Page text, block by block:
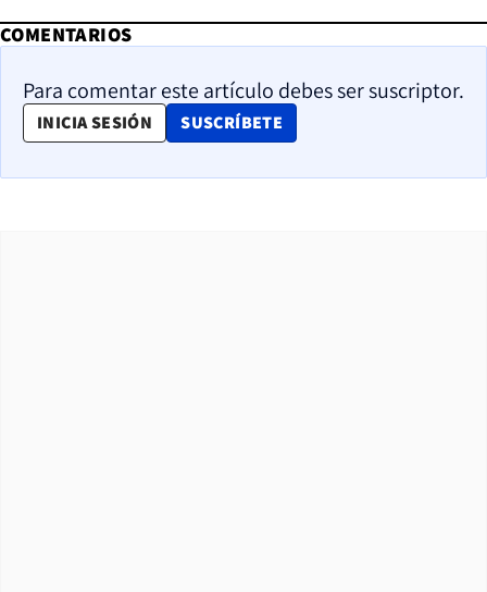
COMENTARIOS
Para comentar este artículo debes ser suscriptor.
INICIA SESIÓN SUSCRÍBETE
OPENS IN NEW WINDOW